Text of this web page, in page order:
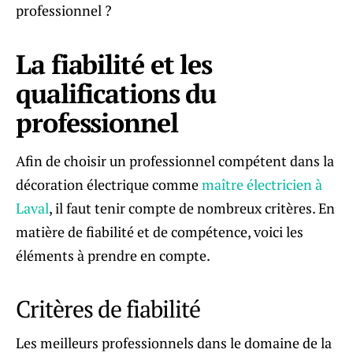
professionnel ?
La fiabilité et les
qualifications du
professionnel
Afin de choisir un professionnel compétent dans la
décoration électrique commemaître électricien à
Laval, il faut tenir compte de nombreux critères. En
matière de fiabilité et de compétence, voici les
éléments à prendre en compte.
Critères de fiabilité
Les meilleurs professionnels dans le domaine de la